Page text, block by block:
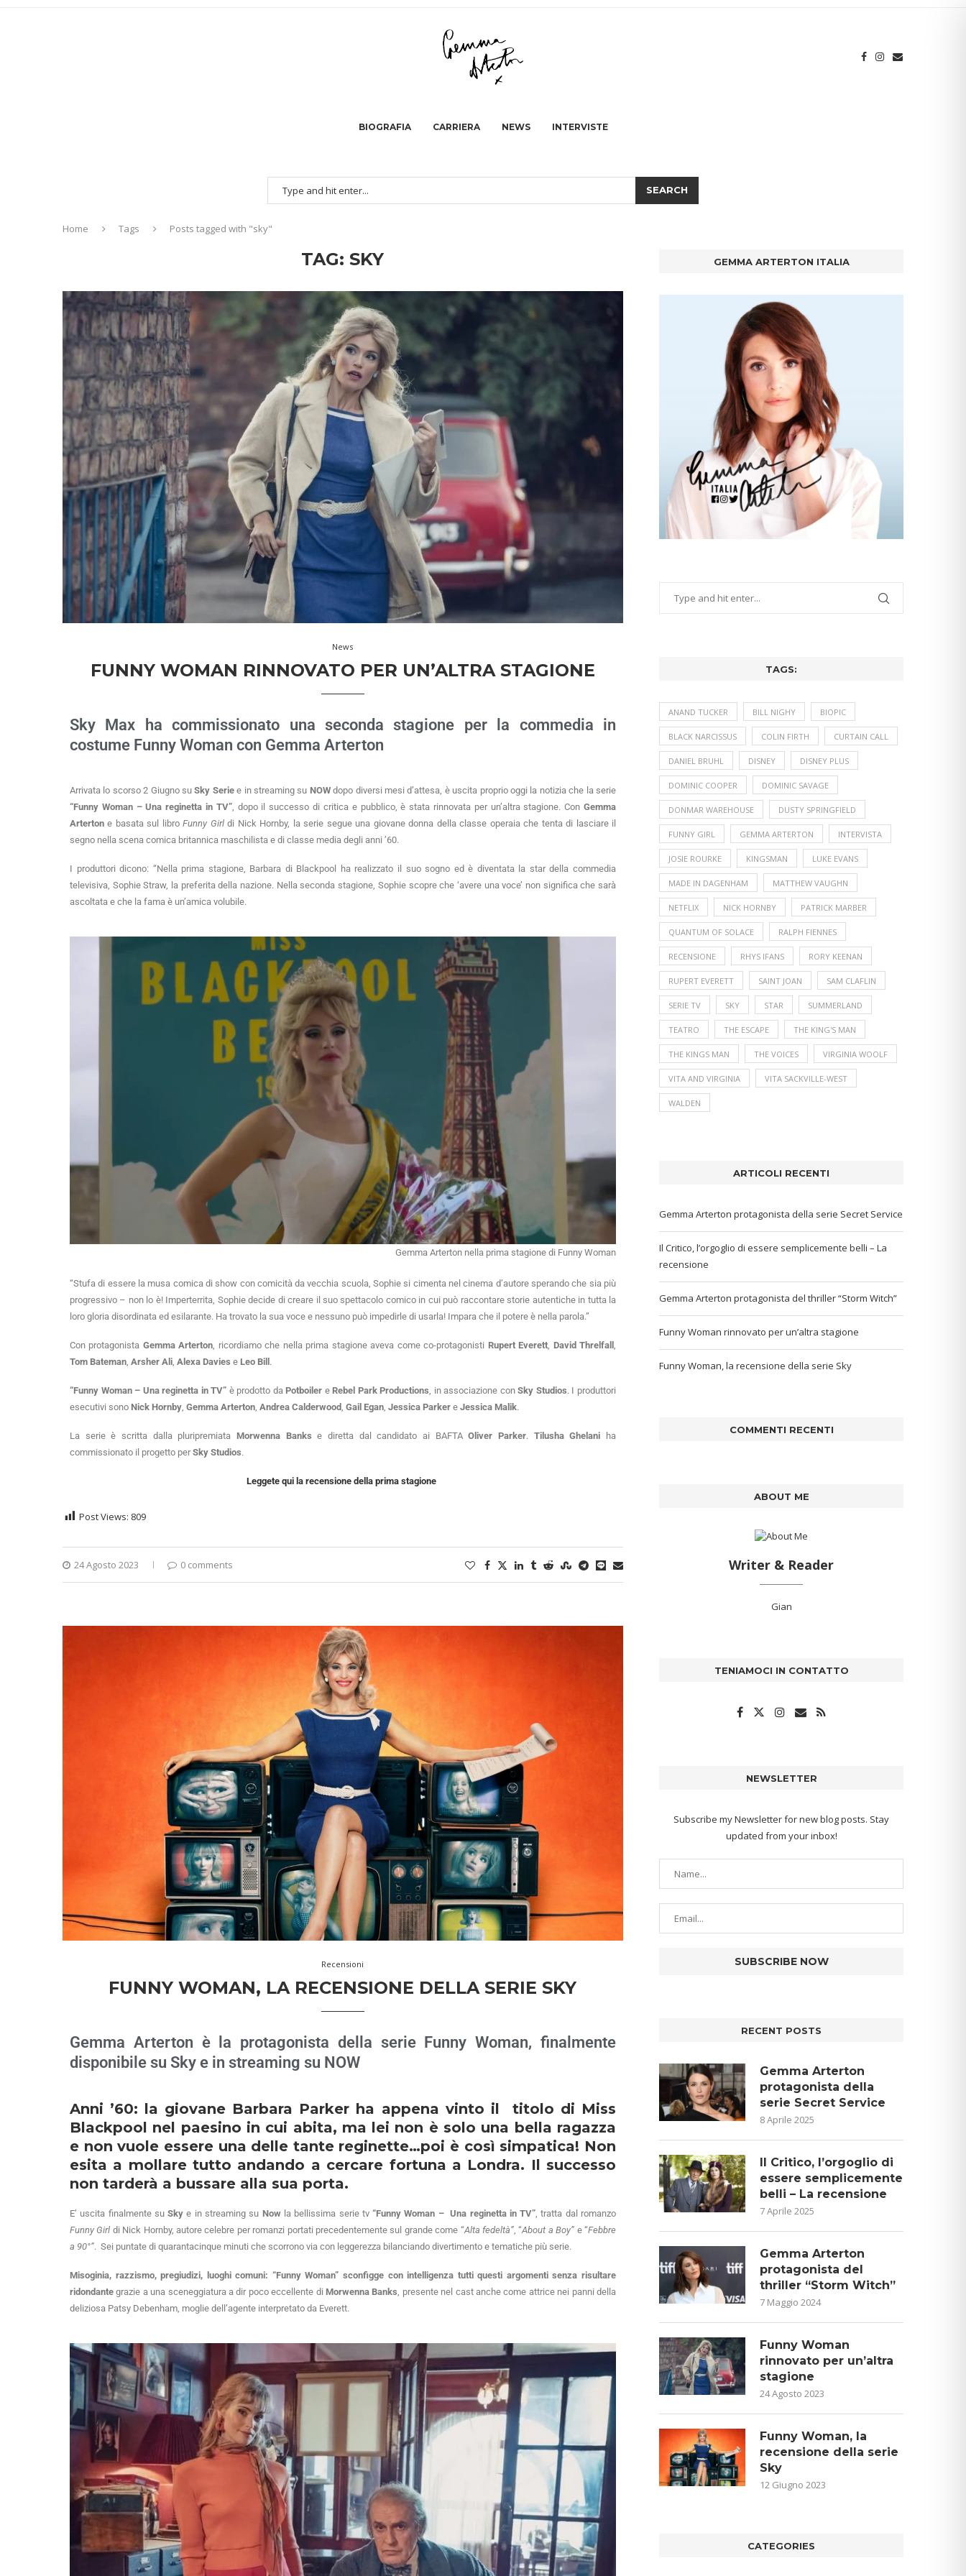
BIOGRAFIA CARRIERA NEWS INTERVISTE
SEARCH
Home Tags Posts tagged with "sky"
TAG: SKY
News
FUNNY WOMAN RINNOVATO PER UN’ALTRA STAGIONE
Sky Max ha commissionato una seconda stagione per la commedia in
costume Funny Woman con Gemma Arterton
Arrivata lo scorso 2 Giugno suSky Seriee in streaming su NOWdopo diversi mesi d’attesa, è uscita proprio oggi la notizia che la serie
“Funny Woman – Una reginetta in TV”, dopo il successo di critica e pubblico, è stata rinnovata per un’altra stagione. Con Gemma
Arterton e basata sul libroFunny Girldi Nick Hornby, la serie segue una giovane donna della classe operaia che tenta di lasciare il
segno nella scena comica britannica maschilista e di classe media degli anni ’60.
I produttori dicono: “Nella prima stagione, Barbara di Blackpool ha realizzato il suo sogno ed è diventata la star della commedia
televisiva, Sophie Straw, la preferita della nazione. Nella seconda stagione, Sophie scopre che ‘avere una voce’ non significa che sarà
ascoltata e che la fama è un’amica volubile.
Gemma Arterton nella prima stagione di Funny Woman
“Stufa di essere la musa comica di show con comicità da vecchia scuola, Sophie si cimenta nel cinema d’autore sperando che sia più
progressivo – non lo è! Imperterrita, Sophie decide di creare il suo spettacolo comico in cui può raccontare storie autentiche in tutta la
loro gloria disordinata ed esilarante. Ha trovato la sua voce e nessuno può impedirle di usarla! Impara che il potere è nella parola.”
Con protagonista Gemma Arterton , ricordiamo che nella prima stagione aveva come co-protagonisti Rupert Everett David Threlfall
Tom Bateman Arsher Ali Alexa Davies e Leo Bill .
“Funny Woman – Una reginetta in TV” è prodotto da Potboiler e Rebel Park Productions , in associazione conSky Studios. I produttori
esecutivi sono Nick Hornby Gemma Arterton Andrea Calderwood Gail Egan Jessica Parker e Jessica Malik.
La serie è scritta dalla pluripremiata Morwenna Banks e diretta dal candidato ai BAFTAOliver Parker. Tilusha Ghelani ha
commissionato il progetto perSky Studios.
Leggete qui la recensione della prima stagione
Post Views: 809
24 Agosto 2023 0 comments
Recensioni
FUNNY WOMAN, LA RECENSIONE DELLA SERIE SKY
Gemma Arterton è la protagonista della serie Funny Woman, finalmente
disponibile su Sky e in streaming su NOW
Anni ’60: la giovane Barbara Parker ha appena vinto il titolo di Miss
Blackpool nel paesino in cui abita, ma lei non è solo una bella ragazza
e non vuole essere una delle tante reginette…poi è così simpatica! Non
esita a mollare tutto andando a cercare fortuna a Londra. Il successo
non tarderà a bussare alla sua porta.
E’ uscita finalmente suSky e in streaming su Nowla bellissima serie tv“Funny Woman – Una reginetta in TV”, tratta dal romanzo
Funny Girl di Nick Hornby, autore celebre per romanzi portati precedentemente sul grande come “Alta fedeltà”, “About a Boy” e “Febbre
a 90°”. Sei puntate di quarantacinque minuti che scorrono via con leggerezza bilanciando divertimento e tematiche più serie.
Misoginia, razzismo, pregiudizi, luoghi comuni: “Funny Woman” sconfigge con intelligenza tutti questi argomenti senza risultare
ridondante grazie a una sceneggiatura a dir poco eccellente di Morwenna Banks, presente nel cast anche come attrice nei panni della
deliziosa Patsy Debenham, moglie dell’agente interpretato da Everett.
GEMMA ARTERTON ITALIA
TAGS:
ANAND TUCKER BILL NIGHY BIOPIC
BLACK NARCISSUS COLIN FIRTH CURTAIN CALL
DANIEL BRUHL DISNEY DISNEY PLUS
DOMINIC COOPER DOMINIC SAVAGE
DONMAR WAREHOUSE DUSTY SPRINGFIELD
FUNNY GIRL GEMMA ARTERTON INTERVISTA
JOSIE ROURKE KINGSMAN LUKE EVANS
MADE IN DAGENHAM MATTHEW VAUGHN
NETFLIX NICK HORNBY PATRICK MARBER
QUANTUM OF SOLACE RALPH FIENNES
RECENSIONE RHYS IFANS RORY KEENAN
RUPERT EVERETT SAINT JOAN SAM CLAFLIN
SERIE TV SKY STAR SUMMERLAND
TEATRO THE ESCAPE THE KING'S MAN
THE KINGS MAN THE VOICES VIRGINIA WOOLF
VITA AND VIRGINIA VITA SACKVILLE-WEST
WALDEN
ARTICOLI RECENTI
Gemma Arterton protagonista della serie Secret Service
Il Critico, l’orgoglio di essere semplicemente belli – La
recensione
Gemma Arterton protagonista del thriller “Storm Witch”
Funny Woman rinnovato per un’altra stagione
Funny Woman, la recensione della serie Sky
COMMENTI RECENTI
ABOUT ME
Writer & Reader
Gian
TENIAMOCI IN CONTATTO
NEWSLETTER
Subscribe my Newsletter for new blog posts. Stay
updated from your inbox!
RECENT POSTS
Gemma Arterton
protagonista della
serie Secret Service
8 Aprile 2025
Il Critico, l’orgoglio di
essere semplicemente
belli – La recensione
7 Aprile 2025
Gemma Arterton
protagonista del
thriller “Storm Witch”
7 Maggio 2024
Funny Woman
rinnovato per un’altra
stagione
24 Agosto 2023
Funny Woman, la
recensione della serie
Sky
12 Giugno 2023
CATEGORIES